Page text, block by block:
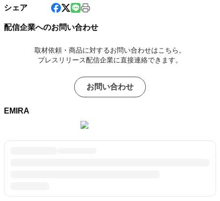
シェア
配信企業へのお問い合わせ
取材依頼・商品に対するお問い合わせはこちら。
プレスリリース配信企業に直接連絡できます。
お問い合わせ
EMIRA